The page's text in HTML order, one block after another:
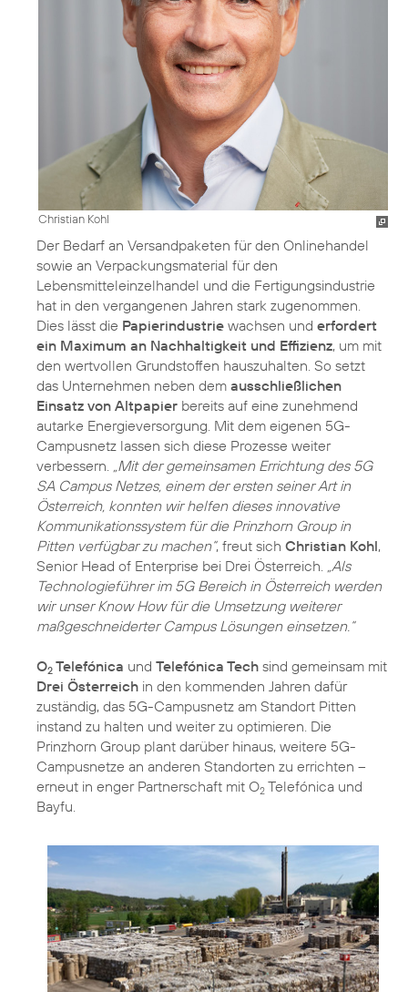
Christian Kohl
Der Bedarf an Versandpaketen für den Onlinehandel
sowie an Verpackungsmaterial für den
Lebensmitteleinzelhandel und die Fertigungsindustrie
hat in den vergangenen Jahren stark zugenommen.
Dies lässt die Papierindustrie wachsen und erfordert
ein Maximum an Nachhaltigkeit und Effizienz, um mit
den wertvollen Grundstoffen hauszuhalten. So setzt
das Unternehmen neben dem ausschließlichen
Einsatz von Altpapier bereits auf eine zunehmend
autarke Energieversorgung. Mit dem eigenen 5G-
Campusnetz lassen sich diese Prozesse weiter
verbessern.
„Mit der gemeinsamen Errichtung des 5G
SA Campus Netzes, einem der ersten seiner Art in
Österreich, konnten wir helfen dieses innovative
Kommunikationssystem für die Prinzhorn Group in
Pitten verfügbar zu machen“, freut sich Christian Kohl,
Senior Head of Enterprise bei Drei Österreich.
„Als
Technologieführer im 5G Bereich in Österreich werden
wir unser Know How für die Umsetzung weiterer
maßgeschneiderter Campus Lösungen einsetzen.“
O2 Telefónica und Telefónica Tech sind gemeinsam mit
Drei Österreich in den kommenden Jahren dafür
zuständig, das 5G-Campusnetz am Standort Pitten
instand zu halten und weiter zu optimieren. Die
Prinzhorn Group plant darüber hinaus, weitere 5G-
Campusnetze an anderen Standorten zu errichten –
erneut in enger Partnerschaft mit O2 Telefónica und
Bayfu.